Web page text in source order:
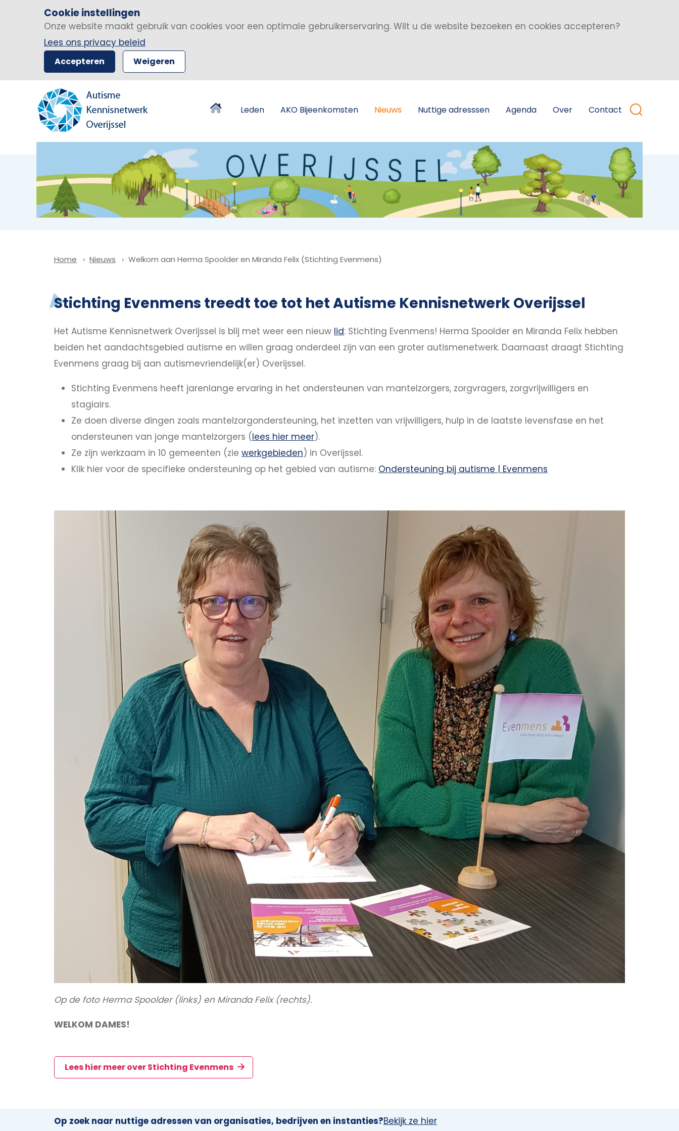
Cookie instellingen
Onze website maakt gebruik van cookies voor een optimale gebruikerservaring. Wilt u de website bezoeken en cookies accepteren?
Lees ons privacy beleid
Accepteren Weigeren
Leden AKO Bijeenkomsten Nieuws Nuttige adresssen Agenda Over Contact
Home Nieuws Welkom aan Herma Spoolder en Miranda Felix (Stichting Evenmens)
Stichting Evenmens treedt toe tot het Autisme Kennisnetwerk Overijssel
Het Autisme Kennisnetwerk Overijssel is blij met weer een nieuw lid: Stichting Evenmens! Herma Spoolder en Miranda Felix hebben
beiden het aandachtsgebied autisme en willen graag onderdeel zijn van een groter autismenetwerk. Daarnaast draagt Stichting
Evenmens graag bij aan autismevriendelijk(er) Overijssel.
Stichting Evenmens heeft jarenlange ervaring in het ondersteunen van mantelzorgers, zorgvragers, zorgvrijwilligers en
stagiairs.
Ze doen diverse dingen zoals mantelzorgondersteuning, het inzetten van vrijwilligers, hulp in de laatste levensfase en het
ondersteunen van jonge mantelzorgers (lees hier meer).
Ze zijn werkzaam in 10 gemeenten (zie werkgebieden) in Overijssel.
Klik hier voor de specifieke ondersteuning op het gebied van autisme: Ondersteuning bij autisme | Evenmens
Op de foto Herma Spoolder (links) en Miranda Felix (rechts).
WELKOM DAMES!
Lees hier meer over Stichting Evenmens
Op zoek naar nuttige adressen van organisaties, bedrijven en instanties?Bekijk ze hier